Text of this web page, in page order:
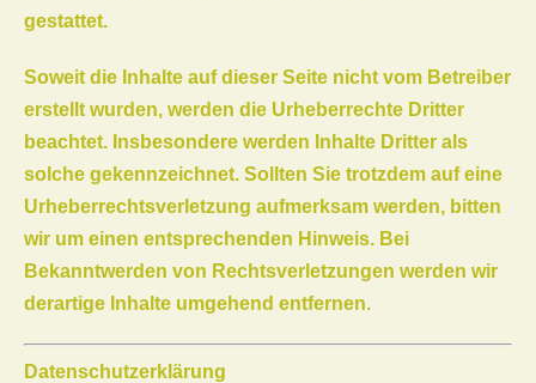
gestattet.
Soweit die Inhalte auf dieser Seite nicht vom Betreiber
erstellt wurden, werden die Urheberrechte Dritter
beachtet. Insbesondere werden Inhalte Dritter als
solche gekennzeichnet. Sollten Sie trotzdem auf eine
Urheberrechtsverletzung aufmerksam werden, bitten
wir um einen entsprechenden Hinweis. Bei
Bekanntwerden von Rechtsverletzungen werden wir
derartige Inhalte umgehend entfernen.
Datenschutzerklärung